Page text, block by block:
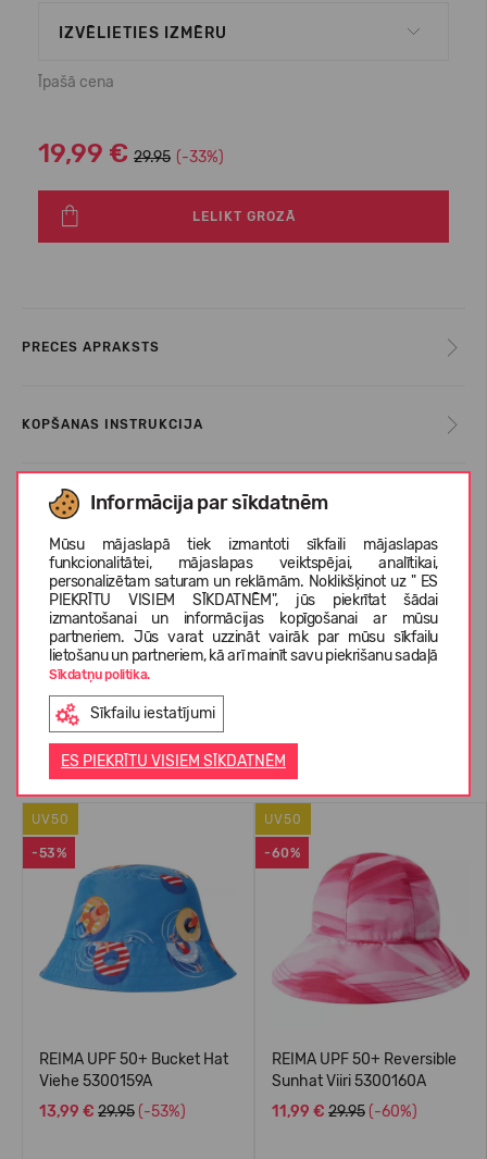
Informācija par sīkdatnēm
Mūsu mājaslapā tiek izmantoti sīkfaili mājaslapas
funkcionalitātei, mājaslapas veiktspējai, analītikai,
personalizētam saturam un reklāmām. Noklikšķinot uz " ES
PIEKRĪTU VISIEM SĪKDATNĒM", jūs piekrītat šādai
izmantošanai un informācijas kopīgošanai ar mūsu
partneriem. Jūs varat uzzināt vairāk par mūsu sīkfailu
lietošanu un partneriem, kā arī mainīt savu piekrišanu sadaļā
Sīkdatņu politika.
Sīkfailu iestatījumi
ES PIEKRĪTU VISIEM SĪKDATNĒM
IZVĒLIETIES IZMĒRU
Īpašā cena
19,99 € 29.95 (-33%)
LELIKT GROZĀ
PRECES APRAKSTS
KOPŠANAS INSTRUKCIJA
IZMĒRU TABULA
PAR REIMA
KLIENTU ATSAUKSMES (0)
Līdzīgas preces
-53%
UV50
REIMA UPF 50+ Bucket Hat
Viehe 5300159A
13,99 € 29.95 (-53%)
-60%
UV50
REIMA UPF 50+ Reversible
Sunhat Viiri 5300160A
11,99 € 29.95 (-60%)